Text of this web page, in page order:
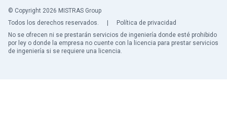
© Copyright 2026 MISTRAS Group
Todos los derechos reservados.
Política de privacidad
No se ofrecen ni se prestarán servicios de ingeniería donde esté prohibido
por ley o donde la empresa no cuente con la licencia para prestar servicios
de ingeniería si se requiere una licencia.